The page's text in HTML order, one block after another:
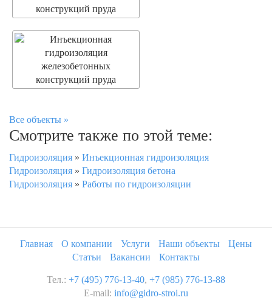
Все объекты »
Смотрите также по этой теме:
Гидроизоляция » Инъекционная гидроизоляция
Гидроизоляция » Гидроизоляция бетона
Гидроизоляция » Работы по гидроизоляции
Главная О компании Услуги Наши объекты
Цены
Статьи
Вакансии Контакты
Тел.: +7 (495) 776-13-40, +7 (985) 776-13-88
E-mail: info@gidro-stroi.ru